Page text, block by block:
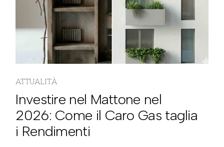
ATTUALITÀ
Investire nel Mattone nel
2026: Come il Caro Gas taglia
i Rendimenti